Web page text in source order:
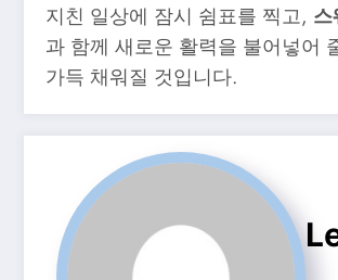
지친 일상에 잠시 쉼표를 찍고, 스
과 함께 새로운 활력을 불어넣어
가득 채워질 것입니다.